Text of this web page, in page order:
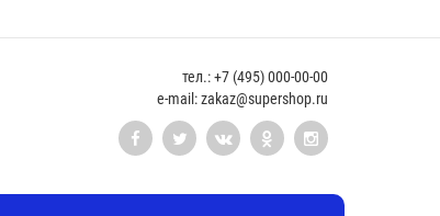
тел.: +7 (495) 000-00-00
e-mail: zakaz@supershop.ru